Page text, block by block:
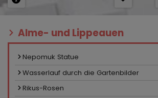
Alme- und Lippeauen
Nepomuk Statue
Wasserlauf durch die Gartenbilder
Rikus-Rosen